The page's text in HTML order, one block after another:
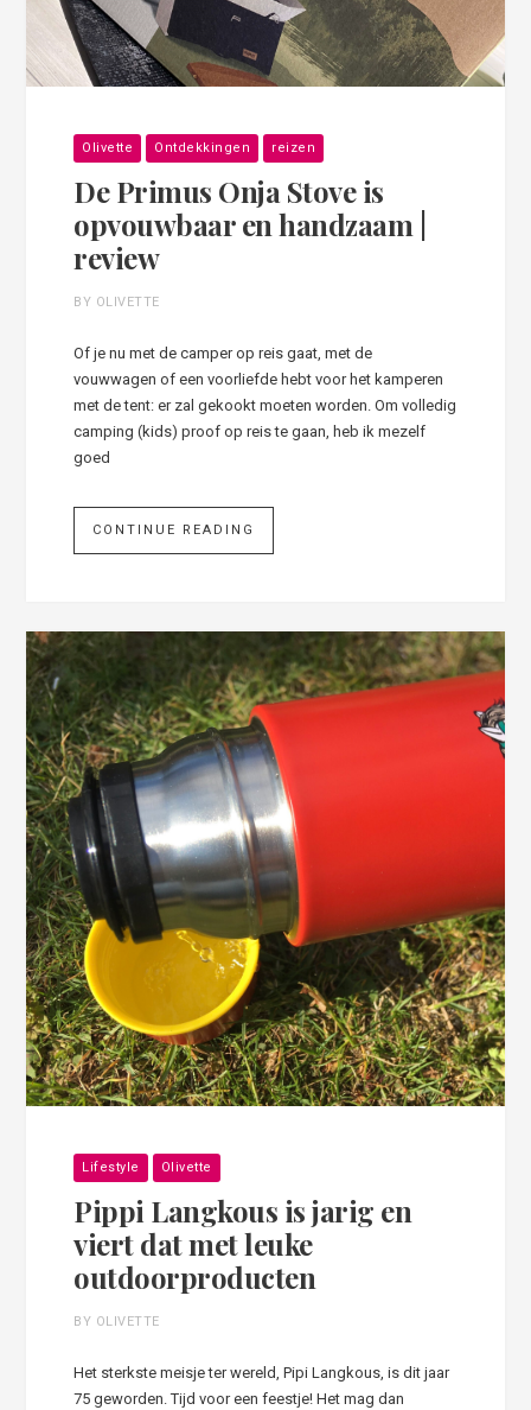
Olivette Ontdekkingen reizen
De Primus Onja Stove is
opvouwbaar en handzaam |
review
BY OLIVETTE
Of je nu met de camper op reis gaat, met de
vouwwagen of een voorliefde hebt voor het kamperen
met de tent: er zal gekookt moeten worden. Om volledig
camping (kids) proof op reis te gaan, heb ik mezelf
goed
CONTINUE READING
Lifestyle Olivette
Pippi Langkous is jarig en
viert dat met leuke
outdoorproducten
BY OLIVETTE
Het sterkste meisje ter wereld, Pipi Langkous, is dit jaar
75 geworden. Tijd voor een feestje! Het mag dan